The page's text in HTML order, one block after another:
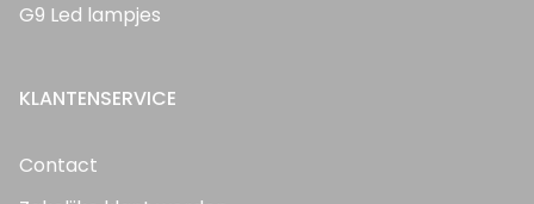
G9 Led lampjes
KLANTENSERVICE
Contact